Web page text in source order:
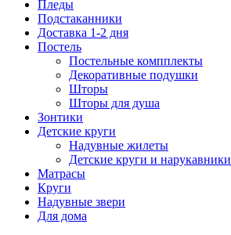
Пледы
Подстаканники
Доставка 1-2 дня
Постель
Постельные компплекты
Декоративные подушки
Шторы
Шторы для душа
Зонтики
Детские круги
Надувные жилеты
Детские круги и нарукавники
Матрасы
Круги
Надувные звери
Для дома